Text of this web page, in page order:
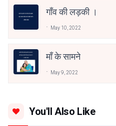
गाँव की लड़की ।
May 10, 2022
माँ के सामने
May 9, 2022
You'll Also Like